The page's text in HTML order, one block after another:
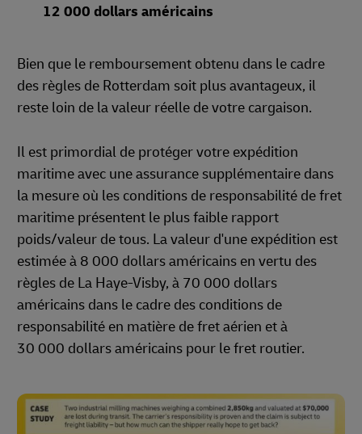
12 000 dollars américains
Bien que le remboursement obtenu dans le cadre
des règles de Rotterdam soit plus avantageux, il
reste loin de la valeur réelle de votre cargaison.
Il est primordial de protéger votre expédition
maritime avec une assurance supplémentaire dans
la mesure où les conditions de responsabilité de fret
maritime présentent le plus faible rapport
poids/valeur de tous. La valeur d'une expédition est
estimée à 8 000 dollars américains en vertu des
règles de La Haye-Visby, à 70 000 dollars
américains dans le cadre des conditions de
responsabilité en matière de fret aérien et à
30 000 dollars américains pour le fret routier.